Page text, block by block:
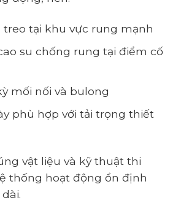
tại khu vực rung mạnh
su chống rung tại điểm cố
mối nối và bulong
phù hợp với tải trọng thiết
vật liệu và kỹ thuật thi
thống hoạt động ổn định